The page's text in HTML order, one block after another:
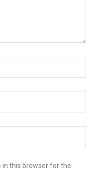
in this browser for the